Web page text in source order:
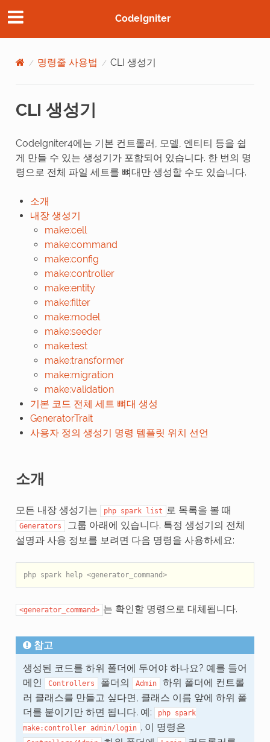
CodeIgniter
명령줄 사용법 CLI 생성기
CLI 생성기
CodeIgniter4에는 기본 컨트롤러, 모델, 엔티티 등을 쉽
게 만들 수 있는 생성기가 포함되어 있습니다. 한 번의 명
령으로 전체 파일 세트를 뼈대만 생성할 수도 있습니다.
소개
내장 생성기
make:cell
make:command
make:config
make:controller
make:entity
make:filter
make:model
make:seeder
make:test
make:transformer
make:migration
make:validation
기본 코드 전체 세트 뼈대 생성
GeneratorTrait
사용자 정의 생성기 명령 템플릿 위치 선언
소개
모든 내장 생성기는 php spark list 로 목록을 볼 때
Generators
그룹 아래에 있습니다. 특정 생성기의 전체
설명과 사용 정보를 보려면 다음 명령을 사용하세요:
php spark help <generator_command>
<generator_command> 는 확인할 명령으로 대체됩니다.
참고
생성된 코드를 하위 폴더에 두어야 하나요? 예를 들어
메인
Controllers 폴더의 Admin
하위 폴더에 컨트롤
러 클래스를 만들고 싶다면, 클래스 이름 앞에 하위 폴
더를 붙이기만 하면 됩니다. 예:
php spark
make:controller admin/login . 이 명령은